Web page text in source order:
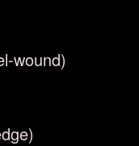
wound)